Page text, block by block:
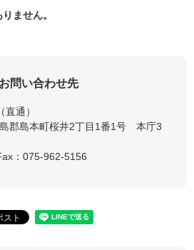
ません。
問い合わせ先
直通
郡島本町桜井2丁目1番1号 本庁3
：075-962-5156